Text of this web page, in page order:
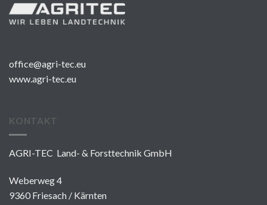
office@agri-tec.eu
www.agri-tec.eu
KONTAKT
AGRI-TEC Land- & Forsttechnik GmbH
Weberweg 4
9360 Friesach / Kärnten